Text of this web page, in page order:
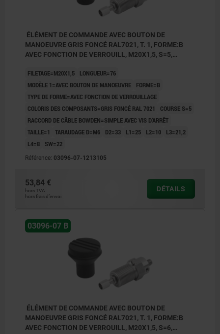
ÉLÉMENT DE COMMANDE AVEC BOUTON DE
MANOEUVRE GRIS FONCÉ RAL7021, T. 1, FORME:B
AVEC FONCTION DE VERROUILL, M20X1,5, S=5,
COMP:THERMOPLASTIQUE
FILETAGE=M20X1,5
LONGUEUR=76
MODÈLE 1=AVEC BOUTON DE MANOEUVRE
FORME=B
TYPE DE FORME=AVEC FONCTION DE VERROUILLAGE
COLORIS DES COMPOSANTS=GRIS FONCÉ RAL 7021
COURSE S=5
RACCORD DE CÂBLE BOWDEN=SIMPLE AVEC VIS D’ARRÊT
TAILLE=1
TARAUDAGE D=M6 D2=33 L1=25 L2=10
L3=21,2
L4=8
SW=22
Référence: 03096-07-1213105
53,84 €
hors TVA
hors frais d’envoi
DÉTAILS
03096-07 B
ÉLÉMENT DE COMMANDE AVEC BOUTON DE
MANOEUVRE GRIS FONCÉ RAL7021, T. 1, FORME:B
AVEC FONCTION DE VERROUILL, M20X1,5, S=6,